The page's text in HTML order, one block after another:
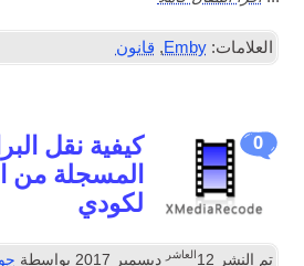
العلامات: Emby
, قانون
0
كيفية نقل
المسجلة من
لكودي
تم النشر 12 العاشر ديسمبر 2017 بواسطة